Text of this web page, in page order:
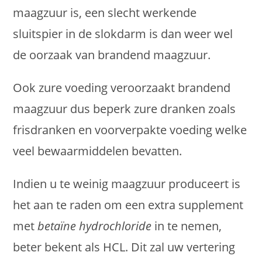
maagzuur is, een slecht werkende
sluitspier in de slokdarm is dan weer wel
de oorzaak van brandend maagzuur.
Ook zure voeding veroorzaakt brandend
maagzuur dus beperk zure dranken zoals
frisdranken en voorverpakte voeding welke
veel bewaarmiddelen bevatten.
Indien u te weinig maagzuur produceert is
het aan te raden om een extra supplement
metbetaïne hydrochloride in te nemen,
beter bekent als HCL. Dit zal uw vertering